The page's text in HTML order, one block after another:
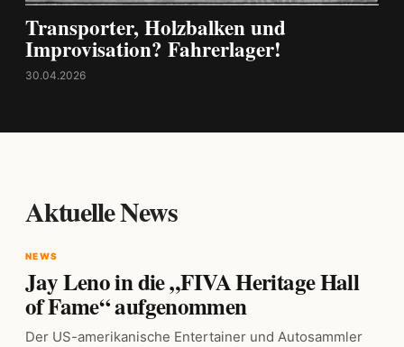
Transporter, Holzbalken und
Improvisation? Fahrerlager!
30.04.2026
Aktuelle News
NEWS
Jay Leno in die „FIVA Heritage Hall
of Fame“ aufgenommen
Der US-amerikanische Entertainer und Autosammler